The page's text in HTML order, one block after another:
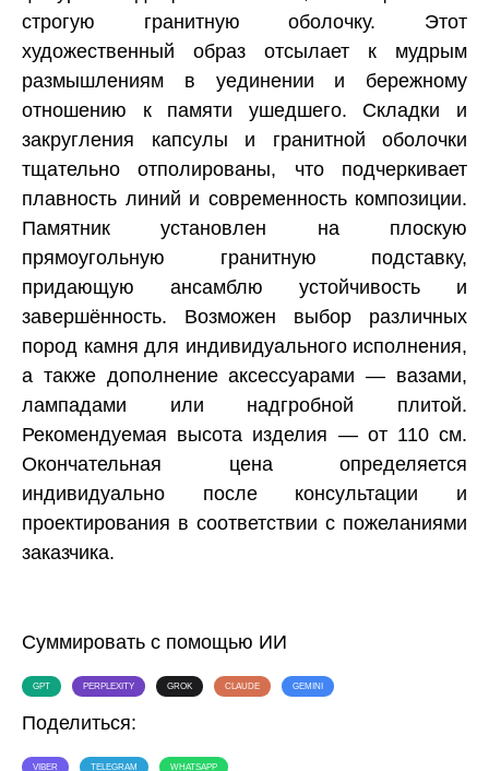
строгую гранитную оболочку. Этот
художественный образ отсылает к мудрым
размышлениям в уединении и бережному
отношению к памяти ушедшего. Складки и
закругления капсулы и гранитной оболочки
тщательно отполированы, что подчеркивает
плавность линий и современность композиции.
Памятник установлен на плоскую
прямоугольную гранитную подставку,
придающую ансамблю устойчивость и
завершённость. Возможен выбор различных
пород камня для индивидуального исполнения,
а также дополнение аксессуарами — вазами,
лампадами или надгробной плитой.
Рекомендуемая высота изделия — от 110 см.
Окончательная цена определяется
индивидуально после консультации и
проектирования в соответствии с пожеланиями
заказчика.
Суммировать с помощью ИИ
GPT PERPLEXITY GROK CLAUDE GEMINI
Поделиться:
VIBER TELEGRAM WHATSAPP